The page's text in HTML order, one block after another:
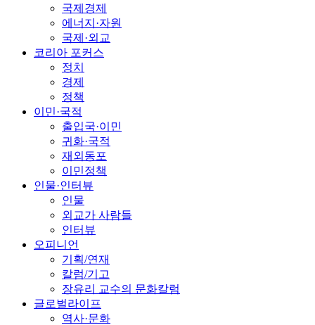
국제경제
에너지·자원
국제·외교
코리아 포커스
정치
경제
정책
이민·국적
출입국·이민
귀화·국적
재외동포
이민정책
인물·인터뷰
인물
외교가 사람들
인터뷰
오피니언
기획/연재
칼럼/기고
장유리 교수의 문화칼럼
글로벌라이프
역사·문화